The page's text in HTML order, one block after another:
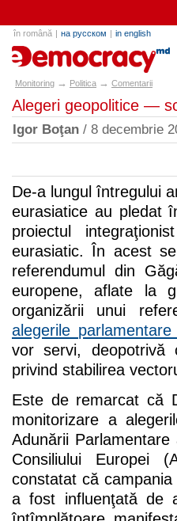
în română | на русском | in english
e-democracy.md
Monitoring → Politica → Comentarii
Alegeri geopolitice —
Igor Boţan / 8 decembrie
De-a lungul întregului
eurasiatice au pledat
proiectul
eurasiatic. În acest
referendumul din
europene, aflate la
organizării unui
alegerile
vor servi, deopotrivă
privind stabilirea
Este de remarcat că
monitorizare a
Adunării
Consiliului Europei
constatat că
a fost influenţată de